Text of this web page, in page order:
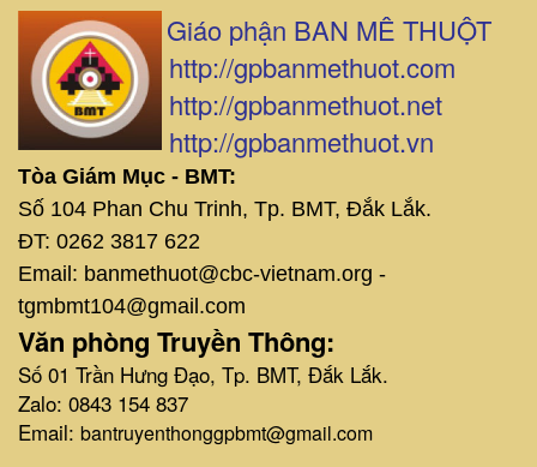
Giáo phận BAN MÊ THUỘT
http://gpbanmethuot.com
http://gpbanmethuot.net
http://gpbanmethuot.vn
Tòa Giám Mục - BMT:
Số 104 Phan Chu Trinh, Tp. BMT, Đắk Lắk.
ĐT: 0262 3817 622
Email: banmethuot@cbc-vietnam.org -
tgmbmt104@gmail.com
Văn phòng Truyền Thông:
Số 01 Trần Hưng Đạo, Tp. BMT, Đắk Lắk.
Zalo: 0843 154 837
Email: bantruyenthonggpbmt@gmail.com